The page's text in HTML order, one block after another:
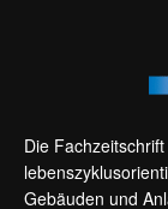
Die
Gebäuden und